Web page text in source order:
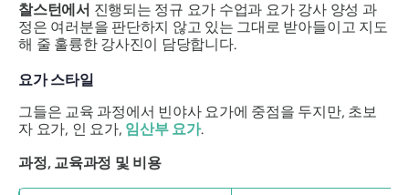
찰스턴에서 진행되는 정규 요가 수업과 요가 강사 양성 과
정은 여러분을 판단하지 않고 있는 그대로 받아들이고 지도
해 줄 훌륭한 강사진이 담당합니다.
요가 스타일
그들은 교육 과정에서 빈야사 요가에 중점을 두지만, 초보
자 요가, 인 요가, 임산부 요가.
과정, 교육과정 및 비용